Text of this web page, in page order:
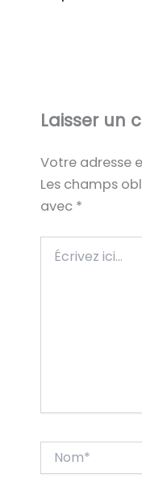
Laisser un
Votre adresse
Les champs
avec *
ici…